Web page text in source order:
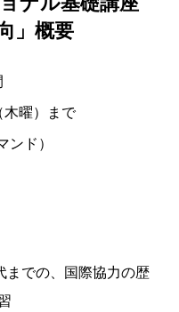
」概要
木曜）まで
ンド）
までの、国際協力の歴